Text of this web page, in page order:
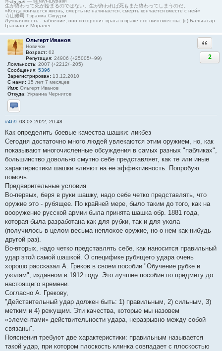
生が終わって死が始まるのではない。生が終われば死もまた終わってしまうのだ。
«Когда кончается жизнь, смерть не начинается, смерть кончается вместе с ней»
寺山修司 Тэраяма Сюудзи
Лучшая месть - забвение, оно похоронит врага в прахе его ничтожества. (с) Бальтасар
Грасиан-и-Моралес
Ольгерт Иванов
Новичок
Возраст: 62
Репутация: 24906 (+25005/−99)
Лояльность: 2007 (+2212/−205)
Сообщения: 5396
Зарегистрирован: 13.12.2010
С нами: 15 лет 7 месяцев
Имя: Ольгерт Иванов
Откуда: Украина Чернигов
Отправить личное сообщение
2
#469 03.03.2022, 20:48
Как определить боевые качества шашки: ликбез
Сегодня достаточно много людей увлекаются этим оружием, но, как
показывают многочисленные обсуждения в самых разных "пабликах",
большинство довольно смутно себе представляет, как те или иные
характеристики шашки влияют на ее эффективность. Попробую
помочь.
Предварительные условия
Во-первых, беря в руки шашку, надо себе четко представлять, что
оружие это - рубящее. По крайней мере, было таким до того, как на
вооружение русской армии была принята шашка обр. 1881 года,
которая была разработана как для рубки, так и для укола
(получилось в целом весьма неплохое оружие, но о нем как-нибудь
другой раз).
Во-вторых, надо четко представлять себе, как наносится правильный
удар этой самой шашкой. О специфике рубящего удара очень
хорошо рассказал А. Греков в своем пособии "Обучение рубке и
уколам", изданном в 1912 году. Это лучшее пособие по предмету до
настоящего времени.
Согласно А. Грекову,
"Действительный удар должен быть: 1) правильным, 2) сильным, 3)
метким и 4) режущим. Эти качества, которые мы назовем
«элементами» действительности удара, неразрывно между собой
связаны".
Пояснения требуют две характеристики: правильным называется
такой удар, при котором плоскость клинка совпадает с плоскостью